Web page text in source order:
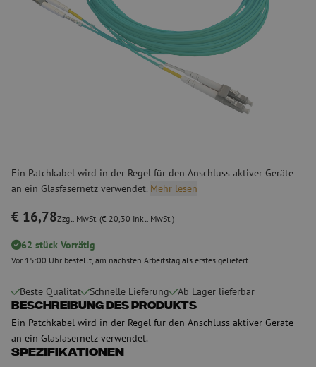
Ein Patchkabel wird in der Regel für den Anschluss aktiver Geräte
an ein Glasfasernetz verwendet. Mehr lesen
€ 16,78Zzgl. MwSt. (€ 20,30 Inkl. MwSt.)
62 stück Vorrätig
Vor 15:00 Uhr bestellt, am nächsten Arbeitstag als erstes geliefert
Beste Qualität Schnelle Lieferung Ab Lager lieferbar
Beschreibung des Produkts
Ein Patchkabel wird in der Regel für den Anschluss aktiver Geräte
an ein Glasfasernetz verwendet.
Spezifikationen